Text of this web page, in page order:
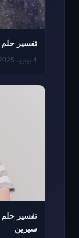
تفسير حلم
4 يونيو، 2025
تفسير حلم
سيرين